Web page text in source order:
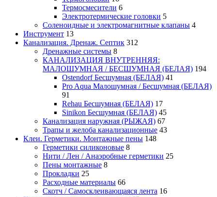
Термосмесители 6
Электротермические головки 5
Соленоидные и электромагнитные клапаны 4
Инструмент 13
Канализация. Дренаж. Септик 312
Дренажные системы 8
КАНАЛИЗАЦИЯ ВНУТРЕННЯЯ:
МАЛОШУМНАЯ / БЕСШУМНАЯ (БЕЛАЯ) 194
Ostendorf Бесшумная (БЕЛАЯ) 41
Pro Aqua Малошумная / Бесшумная (БЕЛАЯ)
91
Rehau Бесшумная (БЕЛАЯ) 17
Sinikon Бесшумная (БЕЛАЯ) 45
Канализация наружная (РЫЖАЯ) 67
Трапы и желоба канализационные 43
Клеи. Герметики. Монтажные пены 148
Герметики силиконовые 8
Нити / Лен / Анаэробные герметики 25
Пены монтажные 8
Прокладки 25
Расходные материалы 66
Скотч / Самосклеивающаяся лента 16